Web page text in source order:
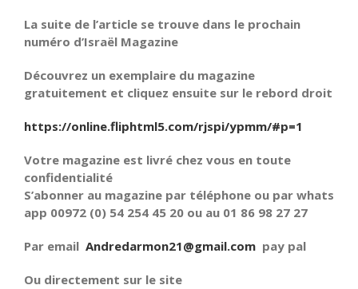
La suite de l’article se trouve dans le prochain
numéro d’Israël Magazine
Découvrez un exemplaire du magazine
gratuitement et cliquez ensuite sur le rebord droit
https://online.fliphtml5.com/rjspi/ypmm/#p=1
Votre magazine est livré chez vous en toute
confidentialité
S’abonner au magazine par téléphone ou par whats
app 00972 (0) 54 254 45 20 ou au 01 86 98 27 27
Par email Andredarmon21@gmail.com pay pal
Ou directement sur le site